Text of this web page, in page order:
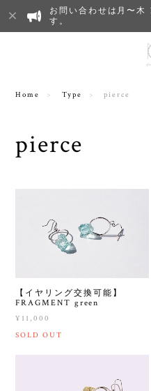
お問い合わせは月〜木
す。
Home Type pierce
pierce
【イヤリング交換可能】
FRAGMENT green
¥11,000
SOLD OUT